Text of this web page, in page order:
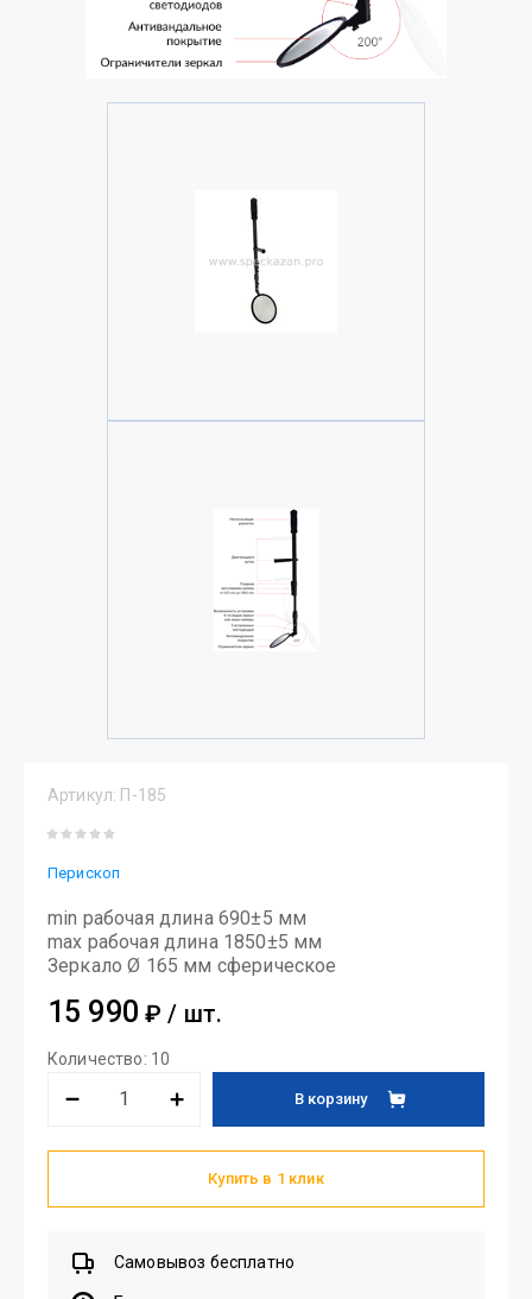
Артикул: П-185
Перископ
min рабочая длина 690±5 мм
max рабочая длина 1850±5 мм
Зеркало Ø 165 мм сферическое
15 990 ₽ / шт.
Количество: 10
В корзину
Купить в 1 клик
Самовывоз бесплатно